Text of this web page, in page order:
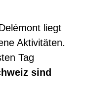
liegt
Aktivitäten.
Tag
sind